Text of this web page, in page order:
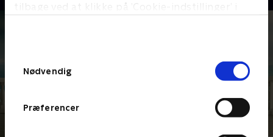
tilbage ved at klikke på ’Cookie-indstillinger’ i
Nødvendig
Præferencer